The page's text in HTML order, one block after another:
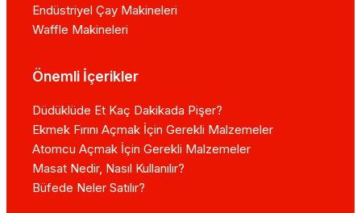
Endüstriyel Çay Makineleri
Waffle Makineleri
Önemli İçerikler
Düdüklüde Et Kaç Dakikada Pişer?
Ekmek Fırını Açmak İçin Gerekli Malzemeler
Atomcu Açmak İçin Gerekli Malzemeler
Masat Nedir, Nasıl Kullanılır?
Büfede Neler Satılır?